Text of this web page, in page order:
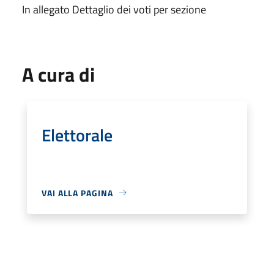
In allegato Dettaglio dei voti per sezione
A cura di
Elettorale
VAI ALLA PAGINA